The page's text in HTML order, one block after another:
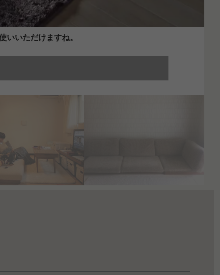
いいただけますね。